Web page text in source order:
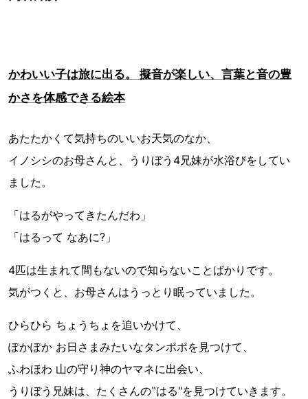
かわいい子は旅に出る。 擬音が楽しい、言葉と音の豊
かさを体感できる絵本
あたたかくて気持ちのいいお天気のなか、
イノシシのお母さんと、うりぼう4兄妹が水浴びをしてい
ました。
「はるがやってきたんだわ」
「はるって なあに?」
4匹は生まれて間もないので知らないことばかりです。
気がつくと、お母さんはうっとり眠っていました。
ひらひら ちょうちょを追いかけて、
ぽかぽか お日さまみたいなタンポポを見つけて、
ふわほわ 山の守り神のヤマネに出会い、
うりぼう兄妹は、たくさんの‟はる"を見つけていきます。